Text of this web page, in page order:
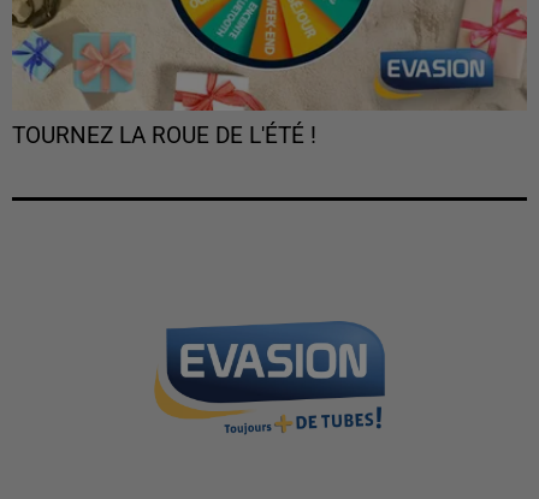
TOURNEZ LA ROUE DE L'ÉTÉ !